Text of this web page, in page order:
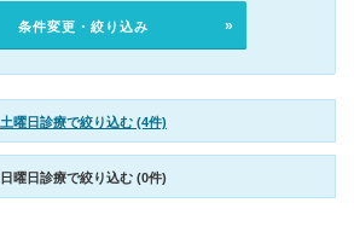
条件変更・絞り込み
土曜日診療で絞り込む (4件)
日曜日診療で絞り込む (0件)